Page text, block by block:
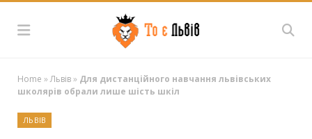
Home »Львів» Для дистанційного навчання львівських
школярів обрали лише шість шкіл
ЛЬВІВ